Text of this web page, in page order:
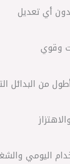
أي تعديل
وقوي
من البدائل
اليومي